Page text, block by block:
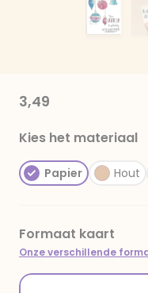
3,49
Kies het materiaal
Papier Hout
Formaat kaart
Onze verschillende